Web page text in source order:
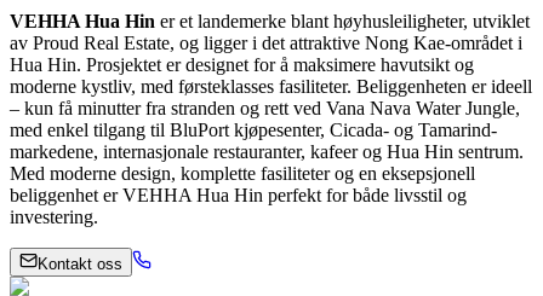
VEHHA Hua Hin er et landemerke blant høyhusleiligheter, utviklet
av Proud Real Estate, og ligger i det attraktive Nong Kae-området i
Hua Hin. Prosjektet er designet for å maksimere havutsikt og
moderne kystliv, med førsteklasses fasiliteter. Beliggenheten er ideell
– kun få minutter fra stranden og rett ved Vana Nava Water Jungle,
med enkel tilgang til BluPort kjøpesenter, Cicada- og Tamarind-
markedene, internasjonale restauranter, kafeer og Hua Hin sentrum.
Med moderne design, komplette fasiliteter og en eksepsjonell
beliggenhet er VEHHA Hua Hin perfekt for både livsstil og
investering.
Kontakt oss